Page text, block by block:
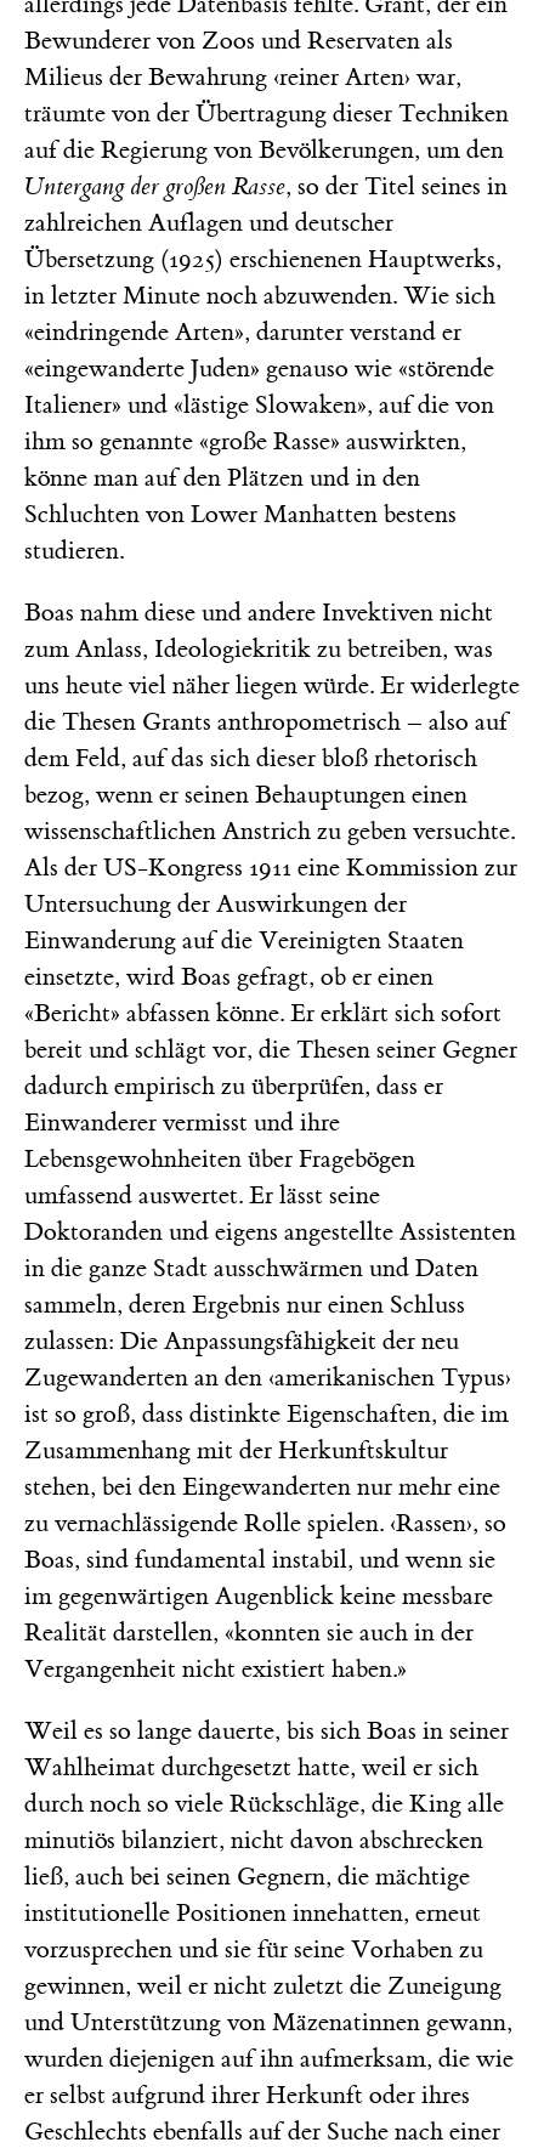
Bewunderer von Zoos und Reservaten als
Milieus der Bewahrung ‹reiner Arten› war,
träumte von der Übertragung dieser Techniken
auf die Regierung von Bevölkerungen, um den
Untergang der großen Rasse, so der Titel seines in
zahlreichen Auflagen und deutscher
Übersetzung (1925) erschienenen Hauptwerks,
in letzter Minute noch abzuwenden. Wie sich
«eindringende Arten», darunter verstand er
«eingewanderte Juden» genauso wie «störende
Italiener» und «lästige Slowaken», auf die von
ihm so genannte «große Rasse» auswirkten,
könne man auf den Plätzen und in den
Schluchten von Lower Manhatten bestens
studieren.
Boas nahm diese und andere Invektiven nicht
zum Anlass, Ideologiekritik zu betreiben, was
uns heute viel näher liegen würde. Er widerlegte
die Thesen Grants anthropometrisch – also auf
dem Feld, auf das sich dieser bloß rhetorisch
bezog, wenn er seinen Behauptungen einen
wissenschaftlichen Anstrich zu geben versuchte.
Als der US-Kongress 1911 eine Kommission zur
Untersuchung der Auswirkungen der
Einwanderung auf die Vereinigten Staaten
einsetzte, wird Boas gefragt, ob er einen
«Bericht» abfassen könne. Er erklärt sich sofort
bereit und schlägt vor, die Thesen seiner Gegner
dadurch empirisch zu überprüfen, dass er
Einwanderer vermisst und ihre
Lebensgewohnheiten über Fragebögen
umfassend auswertet. Er lässt seine
Doktoranden und eigens angestellte Assistenten
in die ganze Stadt ausschwärmen und Daten
sammeln, deren Ergebnis nur einen Schluss
zulassen: Die Anpassungsfähigkeit der neu
Zugewanderten an den ‹amerikanischen Typus›
ist so groß, dass distinkte Eigenschaften, die im
Zusammenhang mit der Herkunftskultur
stehen, bei den Eingewanderten nur mehr eine
zu vernachlässigende Rolle spielen. ‹Rassen›, so
Boas, sind fundamental instabil, und wenn sie
im gegenwärtigen Augenblick keine messbare
Realität darstellen, «konnten sie auch in der
Vergangenheit nicht existiert haben.»
Weil es so lange dauerte, bis sich Boas in seiner
Wahlheimat durchgesetzt hatte, weil er sich
durch noch so viele Rückschläge, die King alle
minutiös bilanziert, nicht davon abschrecken
ließ, auch bei seinen Gegnern, die mächtige
institutionelle Positionen innehatten, erneut
vorzusprechen und sie für seine Vorhaben zu
gewinnen, weil er nicht zuletzt die Zuneigung
und Unterstützung von Mäzenatinnen gewann,
wurden diejenigen auf ihn aufmerksam, die wie
er selbst aufgrund ihrer Herkunft oder ihres
Geschlechts ebenfalls auf der Suche nach einer